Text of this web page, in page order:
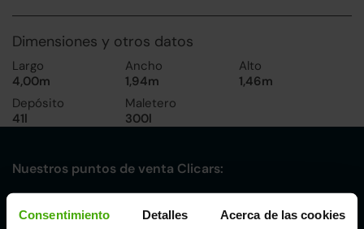
Consentimiento Detalles Acerca de las cookies
Dimensiones y otros datos
Largo
4,00m
Ancho
1,94m
Alto
1,46m
Depósito
41l
Maletero
300l
Nuestros puntos de venta Clicars: